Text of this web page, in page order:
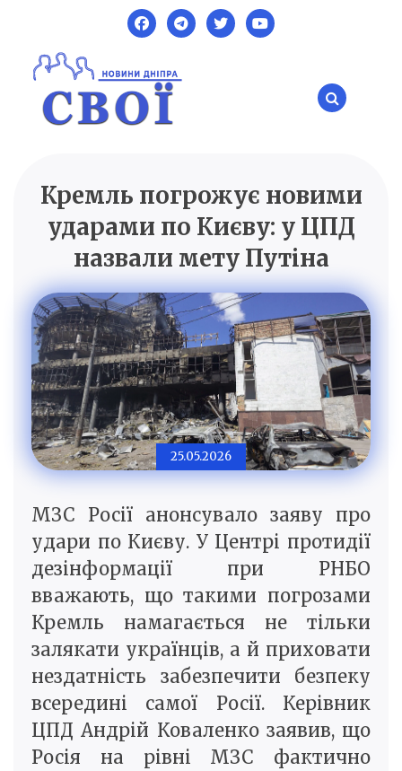
content
SVOI.DP.UA
Новини Дніпра
Кремль погрожує новими
ударами по Києву: у ЦПД
назвали мету Путіна
25.05.2026
МЗС Росії анонсувало заяву про
удари по Києву. У Центрі протидії
дезінформації при РНБО
вважають, що такими погрозами
Кремль намагається не тільки
залякати українців, а й приховати
нездатність забезпечити безпеку
всередині самої Росії. Керівник
ЦПД Андрій Коваленко заявив, що
Росія на рівні МЗС фактично